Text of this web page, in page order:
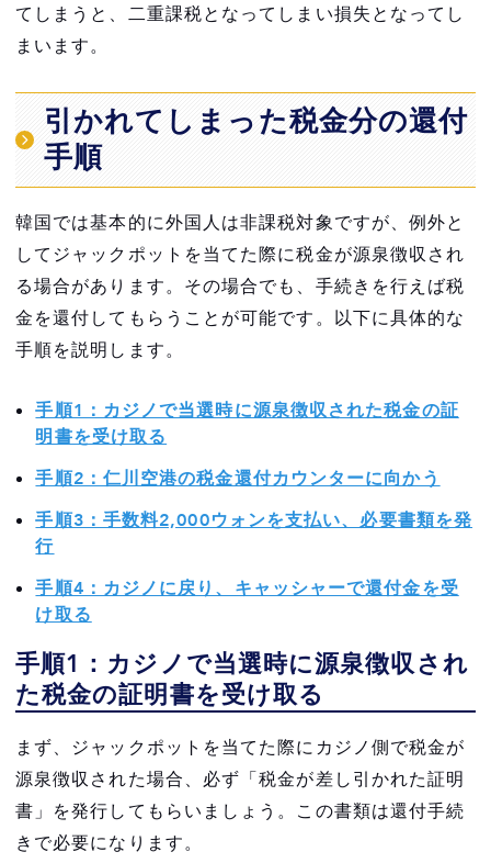
てしまうと、二重課税となってしまい損失となってし
まいます。
引かれてしまった税金分の還付
手順
韓国では基本的に外国人は非課税対象ですが、例外と
してジャックポットを当てた際に税金が源泉徴収され
る場合があります。その場合でも、手続きを行えば税
金を還付してもらうことが可能です。以下に具体的な
手順を説明します。
手順1：カジノで当選時に源泉徴収された税金の証
明書を受け取る
手順2：仁川空港の税金還付カウンターに向かう
手順3：手数料2,000ウォンを支払い、必要書類を発
行
手順4：カジノに戻り、キャッシャーで還付金を受
け取る
手順1：カジノで当選時に源泉徴収され
た税金の証明書を受け取る
まず、ジャックポットを当てた際にカジノ側で税金が
源泉徴収された場合、必ず「税金が差し引かれた証明
書」を発行してもらいましょう。この書類は還付手続
きで必要になります。